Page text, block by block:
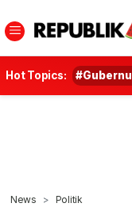
Hot Topics:
News Politik